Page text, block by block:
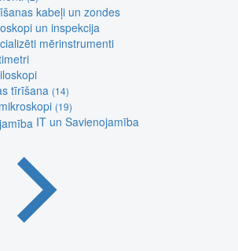
kabeļi un zondes
un inspekcija
mērinstrumenti
tīrīšana (14)
(19)
IT un Savienojamība